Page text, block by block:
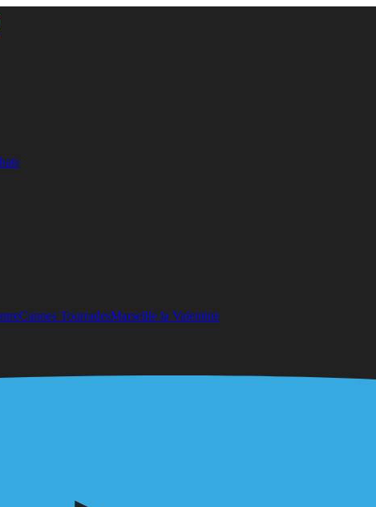
Cannes TourradesMarseille la Valentine